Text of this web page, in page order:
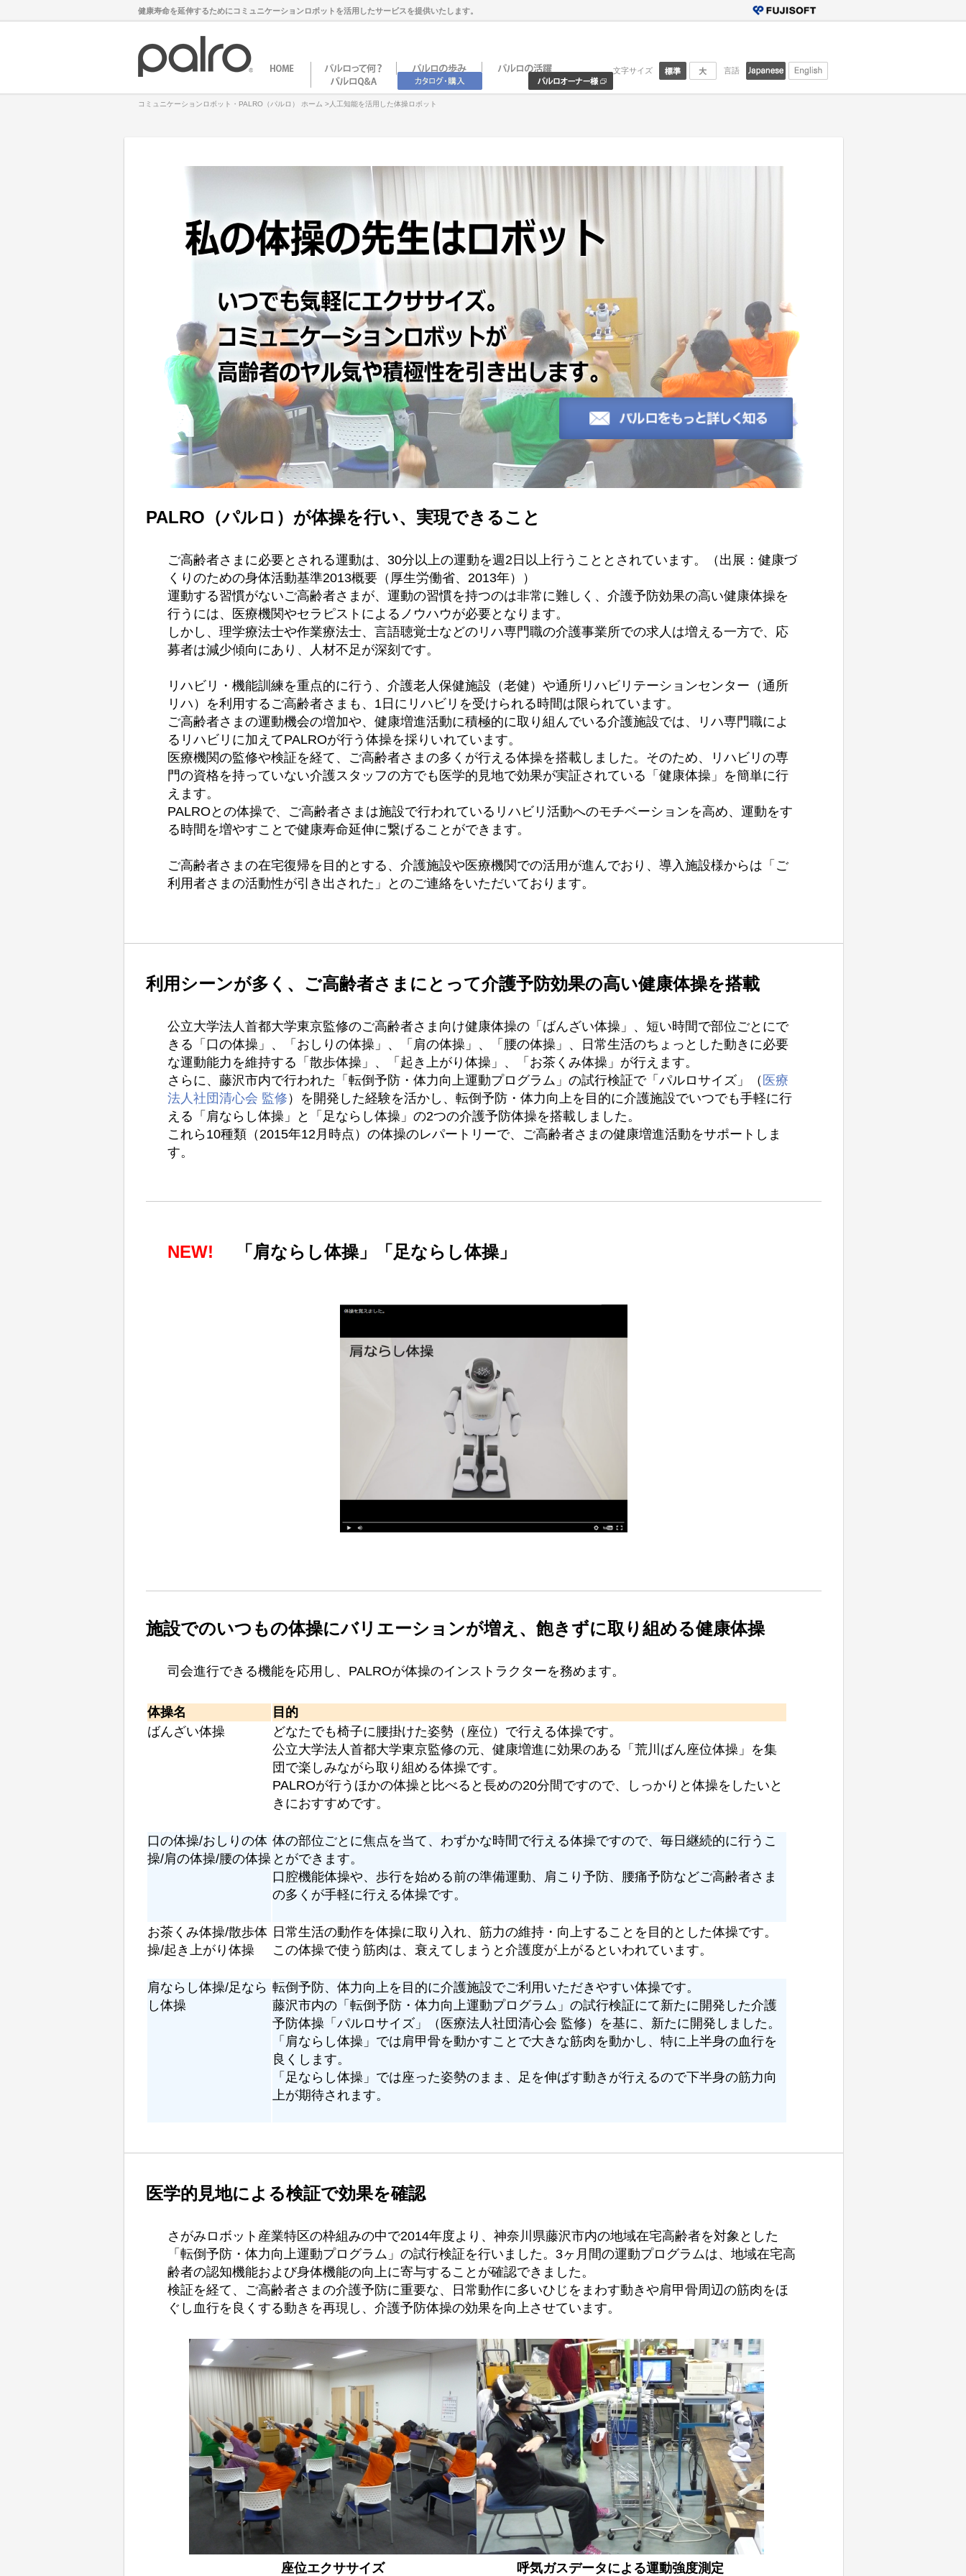
健康寿命を延伸するためにコミュニケーションロボットを活用したサービスを提供いたします。
言語
文字サイズ
コミュニケーションロボット・PALRO（パルロ） ホーム >人工知能を活用した体操ロボット
PALRO（パルロ）が体操を行い、実現できること
ご高齢者さまに必要とされる運動は、30分以上の運動を週2日以上行うこととされています。（出展：健康づ
くりのための身体活動基準2013概要（厚生労働省、2013年））
運動する習慣がないご高齢者さまが、運動の習慣を持つのは非常に難しく、介護予防効果の高い健康体操を
行うには、医療機関やセラピストによるノウハウが必要となります。
しかし、理学療法士や作業療法士、言語聴覚士などのリハ専門職の介護事業所での求人は増える一方で、応
募者は減少傾向にあり、人材不足が深刻です。
リハビリ・機能訓練を重点的に行う、介護老人保健施設（老健）や通所リハビリテーションセンター（通所
リハ）を利用するご高齢者さまも、1日にリハビリを受けられる時間は限られています。
ご高齢者さまの運動機会の増加や、健康増進活動に積極的に取り組んでいる介護施設では、リハ専門職によ
るリハビリに加えてPALROが行う体操を採りいれています。
医療機関の監修や検証を経て、ご高齢者さまの多くが行える体操を搭載しました。そのため、リハビリの専
門の資格を持っていない介護スタッフの方でも医学的見地で効果が実証されている「健康体操」を簡単に行
えます。
PALROとの体操で、ご高齢者さまは施設で行われているリハビリ活動へのモチベーションを高め、運動をす
る時間を増やすことで健康寿命延伸に繋げることができます。
ご高齢者さまの在宅復帰を目的とする、介護施設や医療機関での活用が進んでおり、導入施設様からは「ご
利用者さまの活動性が引き出された」とのご連絡をいただいております。
利用シーンが多く、ご高齢者さまにとって介護予防効果の高い健康体操を搭載
公立大学法人首都大学東京監修のご高齢者さま向け健康体操の「ばんざい体操」、短い時間で部位ごとにで
きる「口の体操」、「おしりの体操」、「肩の体操」、「腰の体操」、日常生活のちょっとした動きに必要
な運動能力を維持する「散歩体操」、「起き上がり体操」、「お茶くみ体操」が行えます。
さらに、藤沢市内で行われた「転倒予防・体力向上運動プログラム」の試行検証で「パルロサイズ」（ 医療
法人社団清心会 監修 ）を開発した経験を活かし、転倒予防・体力向上を目的に介護施設でいつでも手軽に行
える「肩ならし体操」と「足ならし体操」の2つの介護予防体操を搭載しました。
これら10種類（2015年12月時点）の体操のレパートリーで、ご高齢者さまの健康増進活動をサポートしま
す。
NEW! 「肩ならし体操」「足ならし体操」
施設でのいつもの体操にバリエーションが増え、飽きずに取り組める健康体操
司会進行できる機能を応用し、PALROが体操のインストラクターを務めます。
体操名
目的
ばんざい体操
どなたでも椅子に腰掛けた姿勢（座位）で行える体操です。
公立大学法人首都大学東京監修の元、健康増進に効果のある「荒川ばん座位体操」を集
団で楽しみながら取り組める体操です。
PALROが行うほかの体操と比べると長めの20分間ですので、しっかりと体操をしたいと
きにおすすめです。
口の体操/おしりの体
操/肩の体操/腰の体操
体の部位ごとに焦点を当て、わずかな時間で行える体操ですので、毎日継続的に行うこ
とができます。
口腔機能体操や、歩行を始める前の準備運動、肩こり予防、腰痛予防などご高齢者さま
の多くが手軽に行える体操です。
お茶くみ体操/散歩体
操/起き上がり体操
日常生活の動作を体操に取り入れ、筋力の維持・向上することを目的とした体操です。
この体操で使う筋肉は、衰えてしまうと介護度が上がるといわれています。
肩ならし体操/足なら
し体操
転倒予防、体力向上を目的に介護施設でご利用いただきやすい体操です。
藤沢市内の「転倒予防・体力向上運動プログラム」の試行検証にて新たに開発した介護
予防体操「パルロサイズ」（医療法人社団清心会 監修）を基に、新たに開発しました。
「肩ならし体操」では肩甲骨を動かすことで大きな筋肉を動かし、特に上半身の血行を
良くします。
「足ならし体操」では座った姿勢のまま、足を伸ばす動きが行えるので下半身の筋力向
上が期待されます。
医学的見地による検証で効果を確認
さがみロボット産業特区の枠組みの中で2014年度より、神奈川県藤沢市内の地域在宅高齢者を対象とした
「転倒予防・体力向上運動プログラム」の試行検証を行いました。3ヶ月間の運動プログラムは、地域在宅高
齢者の認知機能および身体機能の向上に寄与することが確認できました。
検証を経て、ご高齢者さまの介護予防に重要な、日常動作に多いひじをまわす動きや肩甲骨周辺の筋肉をほ
ぐし血行を良くする動きを再現し、介護予防体操の効果を向上させています。
座位エクササイズ 呼気ガスデータによる運動強度測定